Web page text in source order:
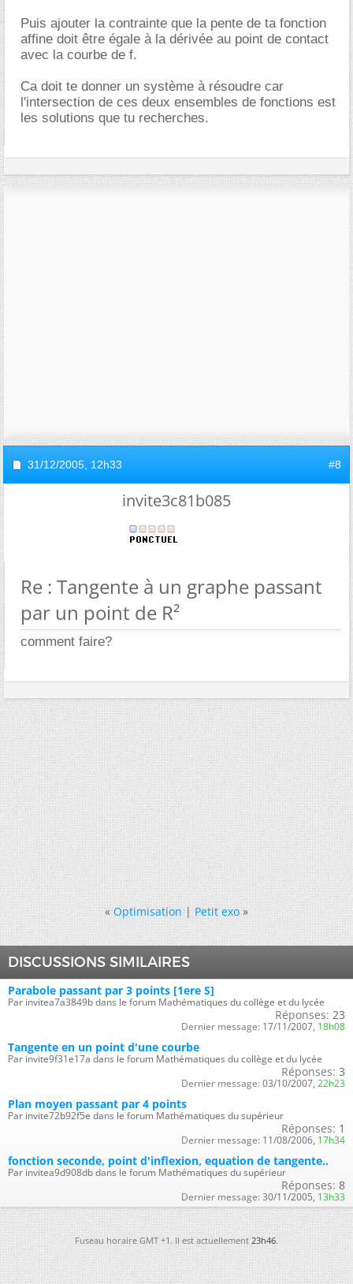
Puis ajouter la contrainte que la pente de ta fonction
affine doit être égale à la dérivée au point de contact
avec la courbe de f.
Ca doit te donner un système à résoudre car
l'intersection de ces deux ensembles de fonctions est
les solutions que tu recherches.
31/12/2005, 12h33 #8
invite3c81b085
Re : Tangente à un graphe passant
par un point de R²
comment faire?
« Optimisation|Petit exo »
DISCUSSIONS SIMILAIRES
Parabole passant par 3 points [1ere S]
Par invitea7a3849b dans le forum Mathématiques du collège et du lycée
Réponses: 23
Dernier message: 17/11/2007, 18h08
Tangente en un point d'une courbe
Par invite9f31e17a dans le forum Mathématiques du collège et du lycée
Réponses: 3
Dernier message: 03/10/2007, 22h23
Plan moyen passant par 4 points
Par invite72b92f5e dans le forum Mathématiques du supérieur
Réponses: 1
Dernier message: 11/08/2006, 17h34
fonction seconde, point d'inflexion, equation de tangente..
Par invitea9d908db dans le forum Mathématiques du supérieur
Réponses: 8
Dernier message: 30/11/2005, 13h33
Fuseau horaire GMT +1. Il est actuellement23h46.